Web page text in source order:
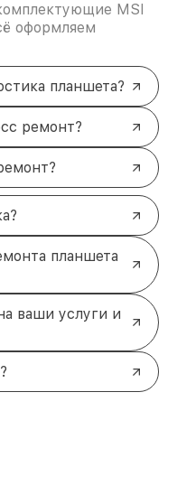
MSI
оформляем
планшета?
ремонт?
планшета
ваши услуги и